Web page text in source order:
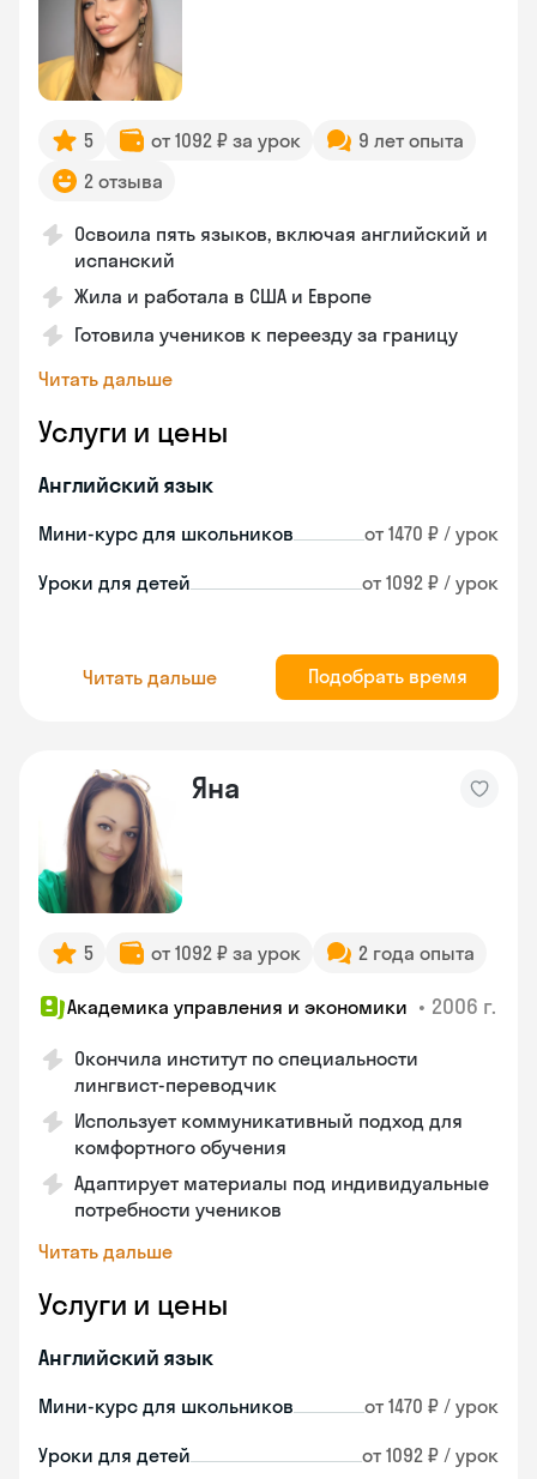
5 от 1092 ₽ за урок
9 лет опыта
2 отзыва
Освоила пять языков, включая английский и
испанский
Жила и работала в США и Европе
Готовила учеников к переезду за границу
Читать дальше
Услуги и цены
Английский язык
Мини-курс для школьников от 1470 ₽ / урок
Уроки для детей от 1092 ₽ / урок
Читать дальше Подобрать время
Яна
5 от 1092 ₽ за урок 2 года опыта
Академика управления и экономики • 2006 г.
Окончила институт по специальности
лингвист-переводчик
Использует коммуникативный подход для
комфортного обучения
Адаптирует материалы под индивидуальные
потребности учеников
Читать дальше
Услуги и цены
Английский язык
Мини-курс для школьников от 1470 ₽ / урок
Уроки для детей от 1092 ₽ / урок